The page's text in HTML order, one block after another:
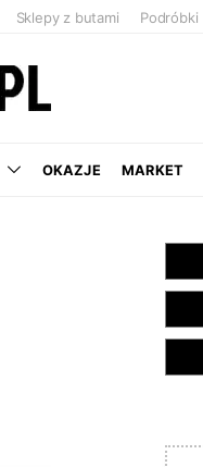
Sklepy z butami Podróbki
OKAZJE MARKET